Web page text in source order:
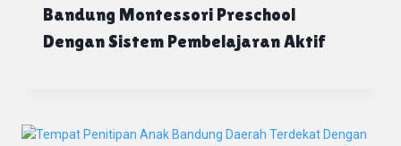
Bandung Montessori Preschool
Dengan Sistem Pembelajaran Aktif